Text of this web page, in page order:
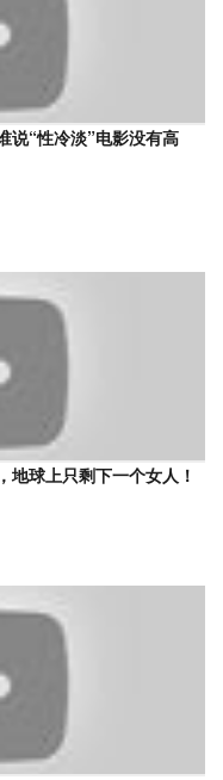
说“性冷淡”电影没有高
地球上只剩下一个女人！